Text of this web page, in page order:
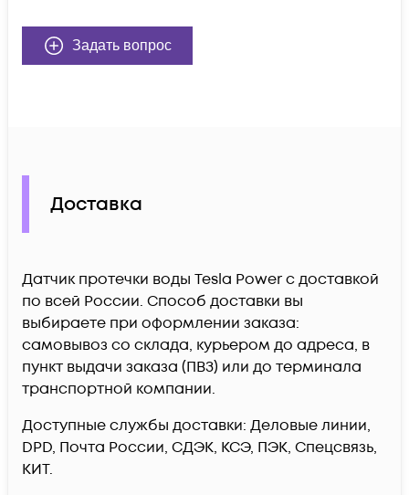
Задать вопрос
Доставка
Датчик протечки воды Tesla Power c доставкой
по всей России. Способ доставки вы
выбираете при оформлении заказа:
самовывоз со склада, курьером до адреса, в
пункт выдачи заказа (ПВЗ) или до терминала
транспортной компании.
Доступные службы доставки: Деловые линии,
DPD, Почта России, СДЭК, КСЭ, ПЭК, Спецсвязь,
КИТ.